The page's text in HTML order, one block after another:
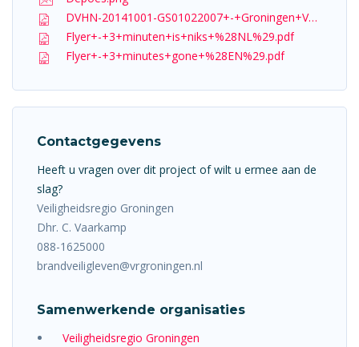
DVHN-20141001-GS01022007+-+Groningen+Veilig.pdf
Flyer+-+3+minuten+is+niks+%28NL%29.pdf
Flyer+-+3+minutes+gone+%28EN%29.pdf
Contactgegevens
Heeft u vragen over dit project of wilt u ermee aan de
slag?
Veiligheidsregio Groningen
Dhr. C. Vaarkamp
088-1625000
brandveiligleven@vrgroningen.nl
Samenwerkende organisaties
Veiligheidsregio Groningen